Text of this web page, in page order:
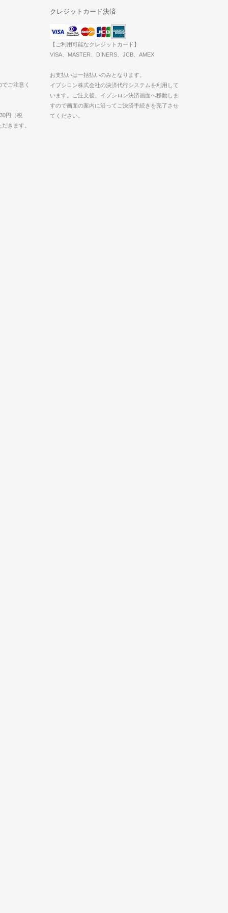
クレジットカード決済
【ご利用可能なクレジットカード】
VISA、MASTER、DINERS、JCB、AMEX
お支払いは一括払いのみとなります。
イプシロン株式会社の決済代行システムを利用して
います。ご注文後、イプシロン決済画面へ移動しま
すので画面の案内に沿ってご決済手続きを完了させ
てください。
ご注意く
円（税
きます。